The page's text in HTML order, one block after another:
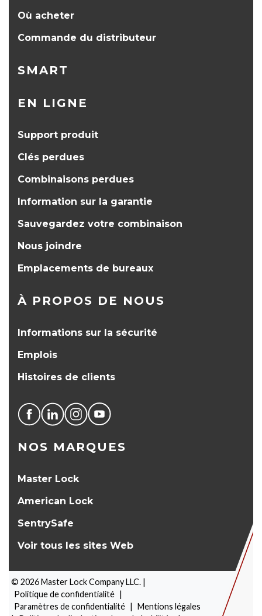
Où acheter
Commande du distributeur
SMART
EN LIGNE
Support produit
Clés perdues
Combinaisons perdues
Information sur la garantie
Sauvegardez votre combinaison
Nous joindre
Emplacements de bureaux
À PROPOS DE NOUS
Informations sur la sécurité
Emplois
Histoires de clients
NOS MARQUES
Master Lock
American Lock
SentrySafe
Voir tous les sites Web
© 2026Master Lock Company LLC. |
Politique de confidentialité |
Paramètres de confidentialité | Mentions légales